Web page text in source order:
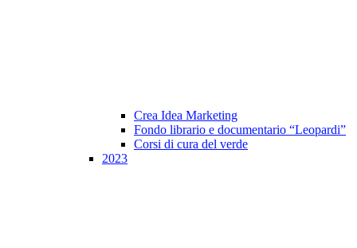
Crea Idea Marketing
Fondo librario e documentario “Leopardi”
Corsi di cura del verde
2023